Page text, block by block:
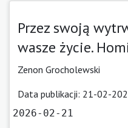
Przez swoją
wasze życie.
Zenon Grocholewski
Data publikacji: 21-02-
2026-02-21